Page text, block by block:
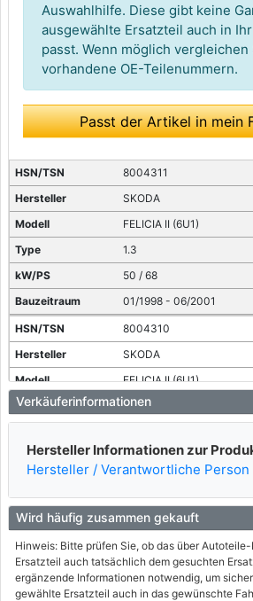
Auswahlhilfe. Diese gibt keine
ausgewählte Ersatzteil auch in
passt. Wenn möglich vergleichen
vorhandene OE-Teilenummern.
Passt der Artikel in mein
8004311
SKODA
FELICIA II (6U1)
1.3
50 / 68
01/1998 - 06/2001
8004310
SKODA
FELICIA II (6U1)
1.3
01/1998 - 06/2001
SKODA
1.3
50 / 68
Verkäuferinformationen
Hersteller Informationen zur
Hersteller / Verantwortliche Person
Wird häufig zusammen gekauft
Hinweis: Bitte prüfen Sie, ob das über
Ersatzteil auch tatsächlich dem gesuchten
ergänzende Informationen notwendig, um
gewählte Ersatzteil auch in das gewünschte